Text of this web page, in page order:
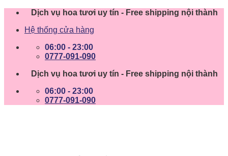
Skip
content
Dịch vụ hoa tươi uy tín - Free shipping nội thành
Hệ thống cửa hàng
06:00 - 23:00
0777-091-090
Dịch vụ hoa tươi uy tín - Free shipping nội thành
06:00 - 23:00
0777-091-090